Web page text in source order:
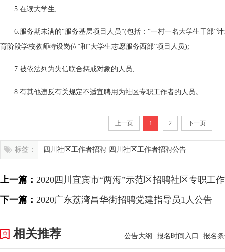
5.在读大学生;
6.服务期未满的“服务基层项目人员”(包括：“一村一名大学生干部”
育阶段学校教师特设岗位”和“大学生志愿服务西部”项目人员);
7.被依法列为失信联合惩戒对象的人员;
8.有其他违反有关规定不适宜聘用为社区专职工作者的人员。
上一页 1 2 下一页
标签： 四川社区工作者招聘 四川社区工作者招聘公告
上一篇： 2020四川宜宾市“两海”示范区招聘社区专职工
下一篇： 2020广东荔湾昌华街招聘党建指导员1人公告
相关推荐 公告大纲 报名时间入口 报名